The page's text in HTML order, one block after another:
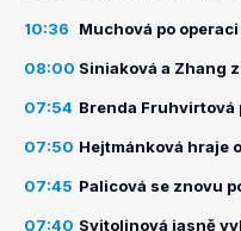
10:36 Muchová po
08:00 Siniaková a Zhang
07:54 Brenda Fruhvirtová
07:50 Hejtmánková hraje
07:45 Palicová se znovu
07:40 Svitolinová jasně